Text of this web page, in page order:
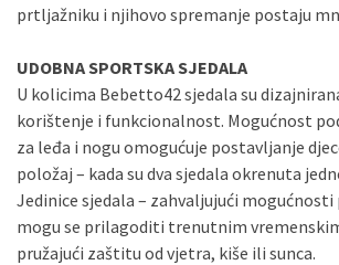
prtljažniku i njihovo spremanje postaju
UDOBNA SPORTSKA SJEDALA
U kolicima Bebetto42 sjedala su
korištenje i funkcionalnost. Mogućnost
za leđa i nogu omogućuje postavljanje
položaj – kada su dva sjedala okrenuta
Jedinice sjedala – zahvaljujući mogućnosti
mogu se prilagoditi trenutnim
pružajući zaštitu od vjetra, kiše ili sunca.